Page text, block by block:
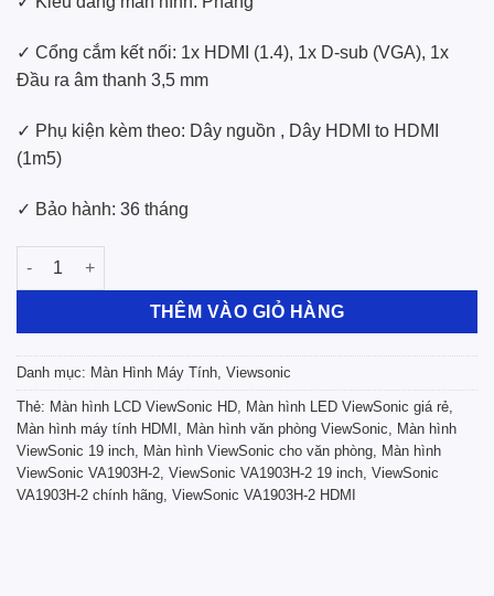
✓ Cổng cắm kết nối: 1x HDMI (1.4), 1x D-sub (VGA), 1x
Đầu ra âm thanh 3,5 mm
✓ Phụ kiện kèm theo: Dây nguồn , Dây HDMI to HDMI
(1m5)
✓ Bảo hành: 36 tháng
Màn Hình LCD Viewsonic VA1903H-2 (HDMI) số lượng
THÊM VÀO GIỎ HÀNG
Danh mục: Màn Hình Máy Tính, Viewsonic
Thẻ: Màn hình LCD ViewSonic HD, Màn hình LED ViewSonic giá rẻ,
Màn hình máy tính HDMI , Màn hình văn phòng ViewSonic, Màn hình
ViewSonic 19 inch, Màn hình ViewSonic cho văn phòng, Màn hình
ViewSonic VA1903H-2, ViewSonic VA1903H-2 19 inch, ViewSonic
VA1903H-2 chính hãng, ViewSonic VA1903H-2 HDMI